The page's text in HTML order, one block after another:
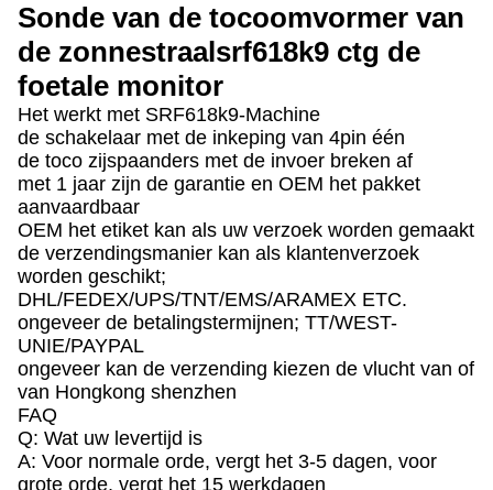
Sonde van de tocoomvormer van
de zonnestraalsrf618k9 ctg de
foetale monitor
Het werkt met SRF618k9-Machine
de schakelaar met de inkeping van 4pin één
de toco zijspaanders met de invoer breken af
met 1 jaar zijn de garantie en OEM het pakket
aanvaardbaar
OEM het etiket kan als uw verzoek worden gemaakt
de verzendingsmanier kan als klantenverzoek
worden geschikt;
DHL/FEDEX/UPS/TNT/EMS/ARAMEX ETC.
ongeveer de betalingstermijnen; TT/WEST-
UNIE/PAYPAL
ongeveer kan de verzending kiezen de vlucht van of
van Hongkong shenzhen
FAQ
Q: Wat uw levertijd is
A: Voor normale orde, vergt het 3-5 dagen, voor
grote orde, vergt het 15 werkdagen